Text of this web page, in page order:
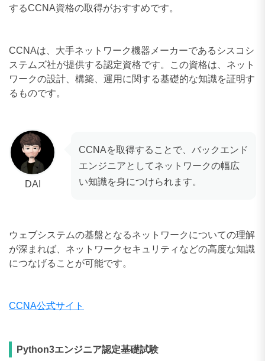
するCCNA資格の取得がおすすめです。
CCNAは、大手ネットワーク機器メーカーであるシスコシ
ステムズ社が提供する認定資格です。この資格は、ネット
ワークの設計、構築、運用に関する基礎的な知識を証明す
るものです。
DAI
CCNAを取得することで、バックエンド
エンジニアとしてネットワークの幅広
い知識を身につけられます。
ウェブシステムの基盤となるネットワークについての理解
が深まれば、ネットワークセキュリティなどの高度な知識
につなげることが可能です。
CCNA公式サイト
Python3エンジニア認定基礎試験